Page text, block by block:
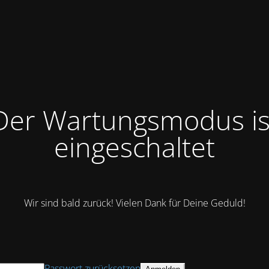
Wartungsmodus
eingeschaltet
Wir sind bald zurück! Vielen Dank für Deine Geduld!